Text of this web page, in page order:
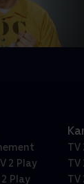
2 Play
Play
TV
TV
TV